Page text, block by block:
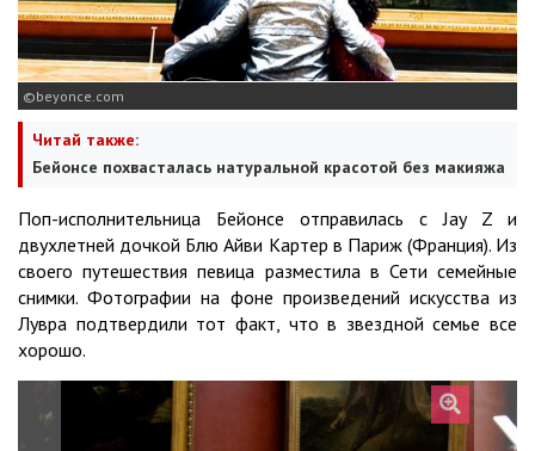
beyonce.com
Читай также:
Бейонсе похвасталась натуральной красотой без макияжа
Поп-исполнительница Бейонсе отправилась с Jay Z и
двухлетней дочкой Блю Айви Картер в Париж (Франция). Из
своего путешествия певица разместила в Сети семейные
снимки. Фотографии на фоне произведений искусства из
Лувра подтвердили тот факт, что в звездной семье все
хорошо.